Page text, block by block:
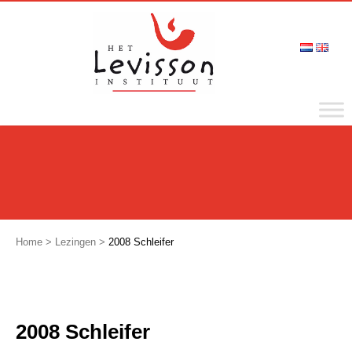
Home > Lezingen > 2008 Schleifer
2008 Schleifer